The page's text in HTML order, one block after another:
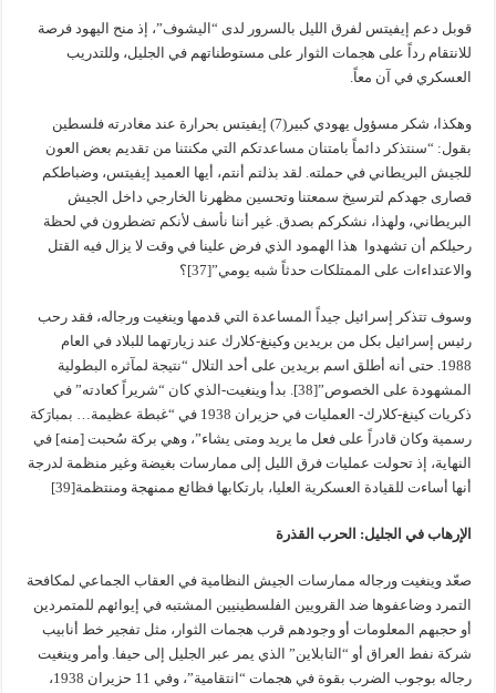
قوبل دعم إيفيتس لفرق الليل بالسرور لدى “اليشوف”، إذ منح اليهود فرصة
للانتقام رداً على هجمات الثوار على مستوطناتهم في الجليل، وللتدريب
العسكري في آن معاً.
وهكذا، شكر مسؤول يهودي كبير(7) إيفيتس بحرارة عند مغادرته فلسطين
بقول: “سنتذكر دائماً بامتنان مساعدتكم التي مكنتنا من تقديم بعض العون
للجيش البريطاني في حملته. لقد بذلتم أنتم، أيها العميد إيفيتس، وضباطكم
قصارى جهدكم لترسيخ سمعتنا وتحسين مظهرنا الخارجي داخل الجيش
البريطاني، ولهذا، نشكركم بصدق. غير أننا نأسف لأنكم تضطرون في لحظة
رحيلكم أن تشهدوا هذا الهمود الذي فرض علينا في وقت لا يزال فيه القتل
والاعتداءات على الممتلكات حدثاً شبه يومي”[37]؟
وسوف تتذكر إسرائيل جيداً المساعدة التي قدمها وينغيت ورجاله، فقد رحب
رئيس إسرائيل بكل من بريدين وكينغ-كلارك عند زيارتهما للبلاد في العام
1988. حتى أنه أطلق اسم بريدين على أحد التلال “نتيجة لمآثره البطولية
المشهودة على الخصوص”[38]. بدأ وينغيت-الذي كان “شريراً كعادته” في
ذكريات كينغ-كلارك- العمليات في حزيران 1938 في “غبطة عظيمة… بمبارَكة
رسمية وكان قادراً على فعل ما يريد ومتى يشاء”، وهي بركة سُحبت [منه] في
النهاية، إذ تحولت عمليات فرق الليل إلى ممارسات بغيضة وغير منظمة لدرجة
أنها أساءت للقيادة العسكرية العليا، بارتكابها فظائع ممنهجة ومنتظمة[39]
الإرهاب في الجليل: الحرب القذرة
صعّد وينغيت ورجاله ممارسات الجيش النظامية في العقاب الجماعي لمكافحة
التمرد وضاعفوها ضد القرويين الفلسطينيين المشتبه في إيوائهم للمتمردين
أو حجبهم المعلومات أو وجودهم قرب هجمات الثوار، مثل تفجير خط أنابيب
شركة نفط العراق أو “التابلاين” الذي يمر عبر الجليل إلى حيفا. وأمر وينغيت
رجاله بوجوب الضرب بقوة في هجمات “انتقامية”، وفي 11 حزيران 1938،